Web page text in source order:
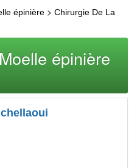
épinière > Chirurgie De La
épinière